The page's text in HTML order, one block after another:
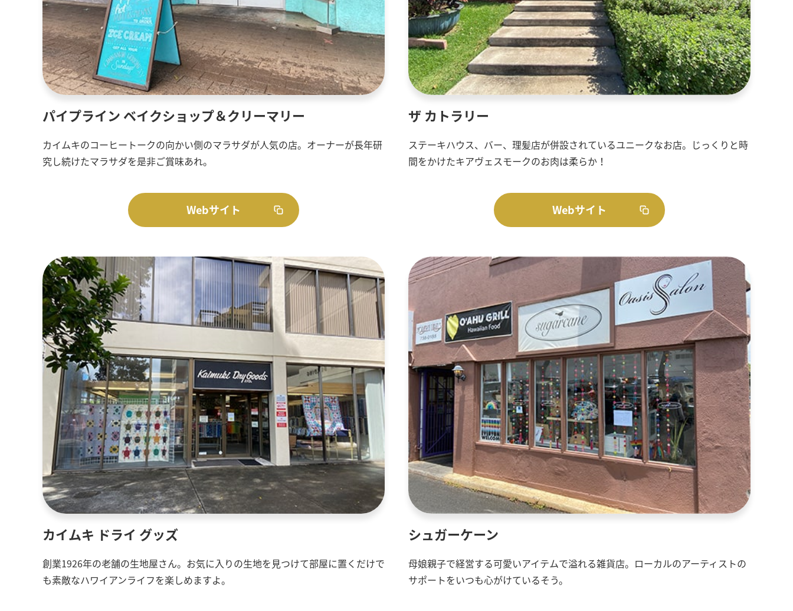
パイプライン ベイクショップ＆クリーマリー
カイムキのコーヒートークの向かい側のマラサダが人気の店。オーナーが長年研
究し続けたマラサダを是非ご賞味あれ。
Webサイト
ザ カトラリー
ステーキハウス、バー、理髪店が併設されているユニークなお店。じっくりと時
間をかけたキアヴェスモークのお肉は柔らか！
Webサイト
カイムキ ドライ グッズ
創業1926年の老舗の生地屋さん。お気に入りの生地を見つけて部屋に置くだけで
も素敵なハワイアンライフを楽しめますよ。
シュガーケーン
母娘親子で経営する可愛いアイテムで溢れる雑貨店。ローカルのアーティストの
サポートをいつも心がけているそう。